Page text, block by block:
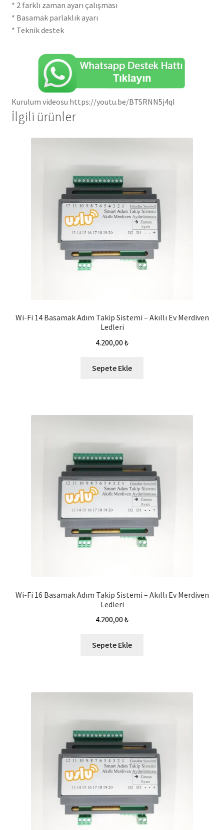
* 2 farklı zaman ayarı çalışması
* Basamak parlaklık ayarı
* Teknik destek
Kurulum videosu https://youtu.be/BTSRNN5j4qI
İlgili ürünler
Wi-Fi 14 Basamak Adım Takip Sistemi – Akıllı Ev Merdiven
Ledleri
4.200,00 ₺
Sepete Ekle
Wi-Fi 16 Basamak Adım Takip Sistemi – Akıllı Ev Merdiven
Ledleri
4.200,00 ₺
Sepete Ekle